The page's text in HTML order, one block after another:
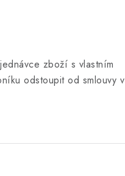
zboží s vlastním
odstoupit od smlouvy v